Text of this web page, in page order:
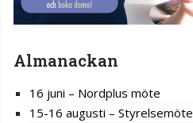
Almanackan
16 juni – Nordplus möte
15-16 augusti – Styrelsemöte